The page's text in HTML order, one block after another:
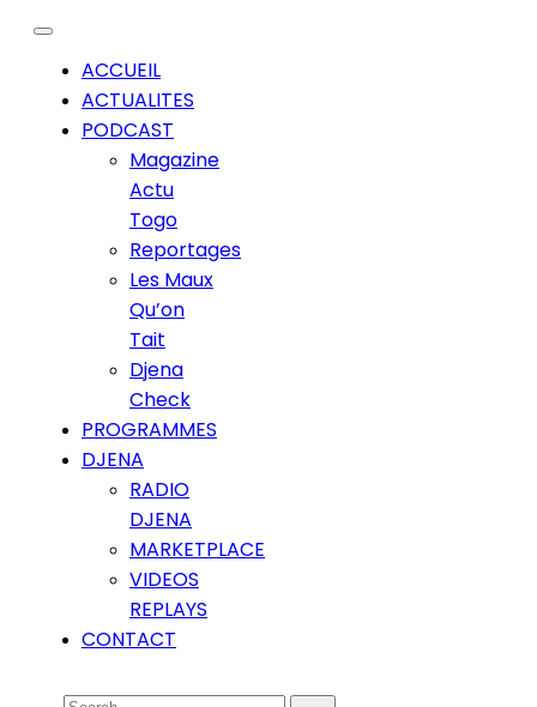
ACCUEIL
ACTUALITES
PODCAST
Magazine
Actu
Togo
Reportages
Les Maux
Qu’on
Tait
Djena
Check
PROGRAMMES
DJENA
RADIO
DJENA
MARKETPLACE
VIDEOS
REPLAYS
CONTACT